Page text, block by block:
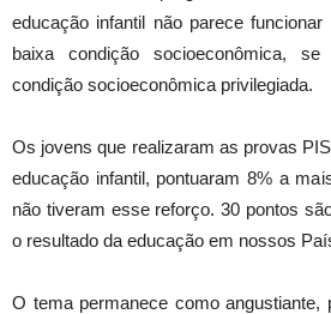
educação infantil não parece
baixa condição socioeconômica,
condição socioeconômica privilegiada.
Os jovens que realizaram as provas
educação infantil, pontuaram 8% a
não tiveram esse reforço. 30 pontos
o resultado da educação em nossos
O tema permanece como angustiante,